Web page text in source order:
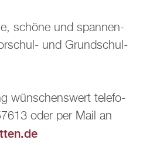
schö­ne und span­nen­
und Grund­schul­
wün­schens­wert te­le­fo­
oder per Mail an